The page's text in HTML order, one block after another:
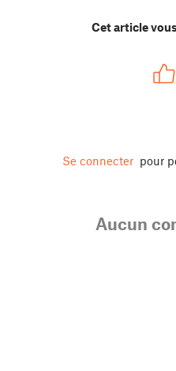
Cet article
Se connecter pour
Aucun